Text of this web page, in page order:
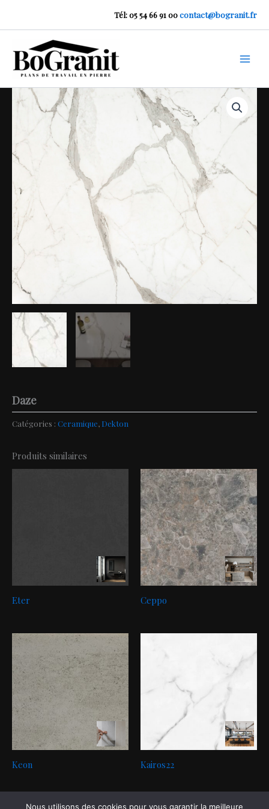
Tél: 05 54 66 91 00contact@bogranit.fr
Daze
Catégories : Ceramique, Dekton
Produits similaires
Eter Ceppo
Keon Kairos22
Nous utilisons des cookies pour vous garantir la meilleure